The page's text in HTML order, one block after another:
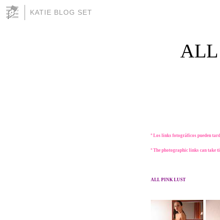
KATIE BLOG SET
ALL
º Los links fotográficos pueden
º The photographic links can take
ALL PINK LUST